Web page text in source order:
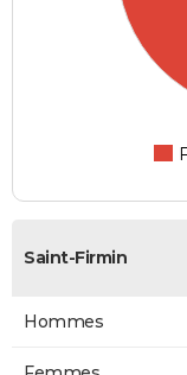
Saint-Firmin
Hommes